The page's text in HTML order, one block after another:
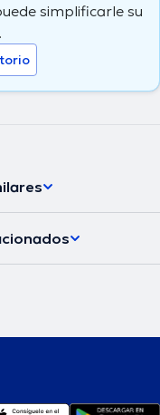
simplificarle su